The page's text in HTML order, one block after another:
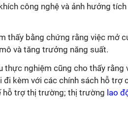
công nghệ và ảnh hưởng
thấy bằng chứng rằng việc mở
và tăng trưởng năng suất.
thực nghiệm cũng cho thấy
đi kèm với các chính sách hỗ trợ
hỗ trợ thị trường; thị trường lao